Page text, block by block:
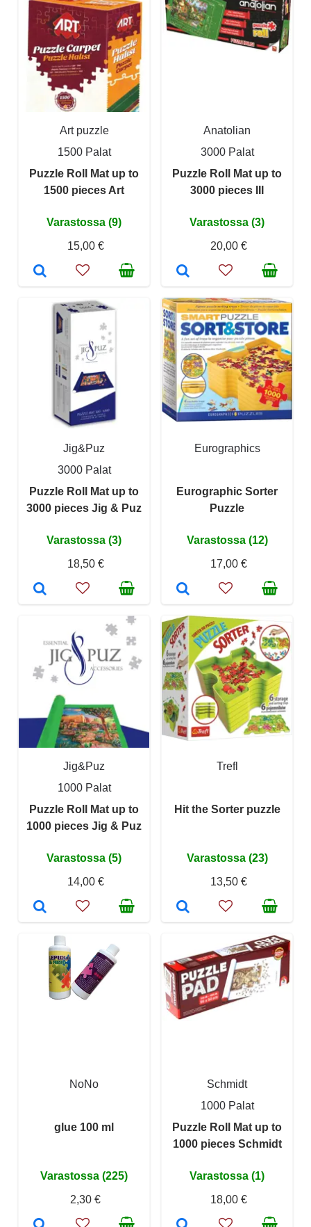
Art puzzle
1500 Palat
Puzzle Roll Mat up to
1500 pieces Art
Varastossa (9)
15,00 €
Anatolian
3000 Palat
Puzzle Roll Mat up to
3000 pieces III
Varastossa (3)
20,00 €
Jig&Puz
3000 Palat
Puzzle Roll Mat up to
3000 pieces Jig & Puz
Varastossa (3)
18,50 €
Eurographics
Eurographic Sorter
Puzzle
Varastossa (12)
17,00 €
Jig&Puz
1000 Palat
Puzzle Roll Mat up to
1000 pieces Jig & Puz
Varastossa (5)
14,00 €
Trefl
Hit the Sorter puzzle
Varastossa (23)
13,50 €
NoNo
glue 100 ml
Varastossa (225)
2,30 €
Schmidt
1000 Palat
Puzzle Roll Mat up to
1000 pieces Schmidt
Varastossa (1)
18,00 €